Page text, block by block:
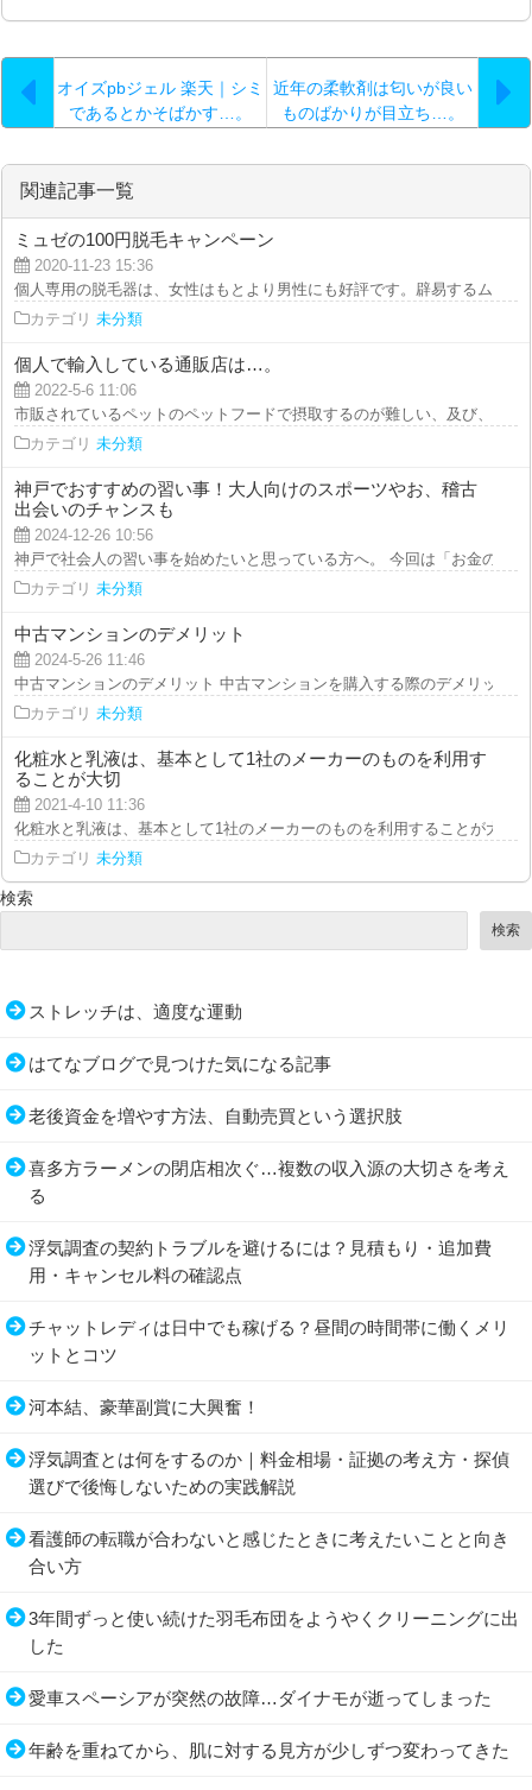
オイズpbジェル 楽天｜シミ
であるとかそばかす…。
近年の柔軟剤は匂いが良い
ものばかりが目立ち…。
関連記事一覧
ミュゼの100円脱毛キャンペーン
2020-11-23 15:36
個人専用の脱毛器は、女性はもとより男性にも好評です。辟易するムダ毛
カテゴリ 未分類
個人で輸入している通販店は…。
2022-5-6 11:06
市販されているペットのペットフードで摂取するのが難しい、及び、ペッ
カテゴリ 未分類
神戸でおすすめの習い事！大人向けのスポーツやお、稽古
出会いのチャンスも
2024-12-26 10:56
神戸で社会人の習い事を始めたいと思っている方へ。 今回は「お金のか
カテゴリ 未分類
中古マンションのデメリット
2024-5-26 11:46
中古マンションのデメリット 中古マンションを購入する際のデメリット
カテゴリ 未分類
化粧水と乳液は、基本として1社のメーカーのものを利用す
ることが大切
2021-4-10 11:36
化粧水と乳液は、基本として1社のメーカーのものを利用することが大切
カテゴリ 未分類
検索
検索
ストレッチは、適度な運動
はてなブログで見つけた気になる記事
老後資金を増やす方法、自動売買という選択肢
喜多方ラーメンの閉店相次ぐ…複数の収入源の大切さを考え
る
浮気調査の契約トラブルを避けるには？見積もり・追加費
用・キャンセル料の確認点
チャットレディは日中でも稼げる？昼間の時間帯に働くメリ
ットとコツ
河本結、豪華副賞に大興奮！
浮気調査とは何をするのか｜料金相場・証拠の考え方・探偵
選びで後悔しないための実践解説
看護師の転職が合わないと感じたときに考えたいことと向き
合い方
3年間ずっと使い続けた羽毛布団をようやくクリーニングに出
した
愛車スペーシアが突然の故障…ダイナモが逝ってしまった
年齢を重ねてから、肌に対する見方が少しずつ変わってきた